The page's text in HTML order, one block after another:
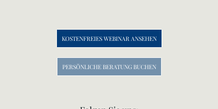
KOSTENFREIES WEBINAR ANSEHEN
PERSÖNLICHE BERATUNG BUCHEN